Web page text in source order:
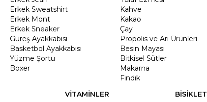
Erkek Sweatshirt
Erkek Mont
Erkek Sneaker
Güreş Ayakkabısı
Basketbol Ayakkabısı
Yüzme Şortu
Boxer
Kahve
Kakao
Çay
Propolis ve Arı Ürünleri
Besin Mayası
Bitkisel Sütler
Makarna
Fındık
VİTAMİNLER
BİSİKLET